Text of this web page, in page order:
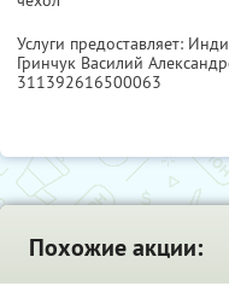
Услуги предоставляет:
Гринчук Василий
311392616500063
Похожие акции: